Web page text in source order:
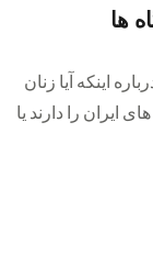
ها
اینکه آیا زنان
ایران را دارند یا